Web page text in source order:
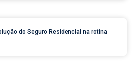
do Seguro Residencial na rotina